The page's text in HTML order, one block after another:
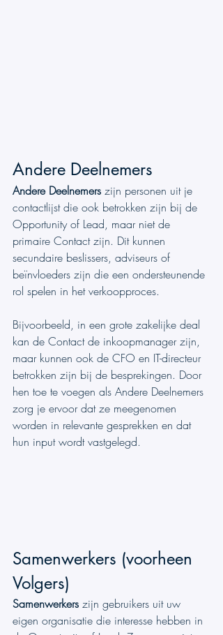
Andere Deelnemers
Andere Deelnemers zijn personen uit je
contactlijst die ook betrokken zijn bij de
Opportunity of Lead, maar niet de
primaire Contact zijn. Dit kunnen
secundaire beslissers, adviseurs of
beïnvloeders zijn die een ondersteunende
rol spelen in het verkoopproces.
Bijvoorbeeld, in een grote zakelijke deal
kan de Contact de inkoopmanager zijn,
maar kunnen ook de CFO en IT-directeur
betrokken zijn bij de besprekingen. Door
hen toe te voegen als Andere Deelnemers
zorg je ervoor dat ze meegenomen
worden in relevante gesprekken en dat
hun input wordt vastgelegd.
Samenwerkers (voorheen
Volgers)
Samenwerkers zijn gebruikers uit uw
eigen organisatie die interesse hebben in